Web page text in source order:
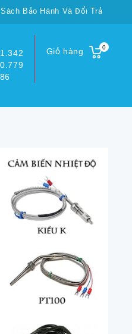
Bảo Hành Và Đổi Trả
Giỏ hàng 0